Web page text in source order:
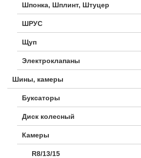
Шпонка, Шплинт, Штуцер
ШРУС
Щуп
Электроклапаны
Шины, камеры
Буксаторы
Диск колесный
Камеры
R8/13/15